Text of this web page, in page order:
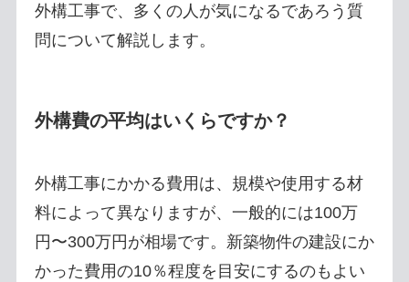
外構工事で、多くの人が気になるであろう質
問について解説します。
外構費の平均はいくらですか？
外構工事にかかる費用は、規模や使用する材
料によって異なりますが、一般的には100万
円〜300万円が相場です。新築物件の建設にか
かった費用の10％程度を目安にするのもよい